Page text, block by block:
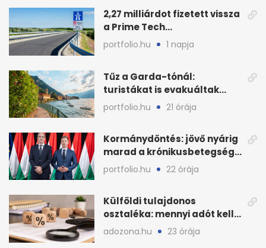
2,27 milliárdot fizetett vissza
a Prime Tech
Magántőkealap az
államnak
portfolio.hu 1 napja
Tűz a Garda-tónál:
turistákat is evakuáltak
Tignale térségéből
portfolio.hu 21 órája
Kormánydöntés: jövő nyárig
marad a krónikusbetegség-
menedzsment
portfolio.hu 22 órája
Külföldi tulajdonos
osztaléka: mennyi adót kell
levonni 2026-ban?
adozona.hu 23 órája